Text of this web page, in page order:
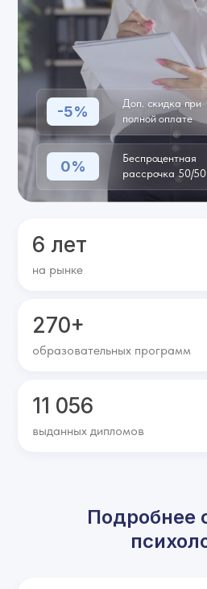
6 лет
на рынке
270+
образовательных программ
11 056
выданных дипломов
Доп. скидка при
полной оплате
Беспроцентная
рассрочка 50/50
-5%
0%
Подробнее